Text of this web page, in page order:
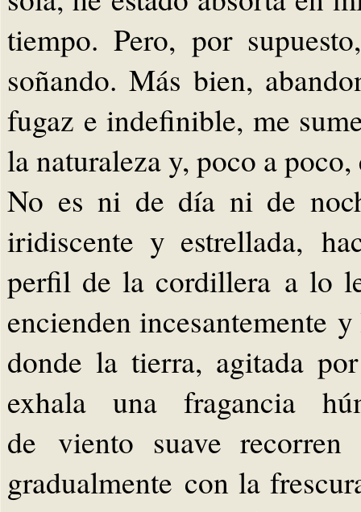
tiempo. Pero, por
soñando. Más bien,
fugaz e indefinible, me
la naturaleza y, poco a
No es ni de día ni de
iridiscente y estrellada,
perfil de la cordillera a lo
encienden incesantemente
donde la tierra, agitada
exhala una fragancia
de viento suave
gradualmente con la